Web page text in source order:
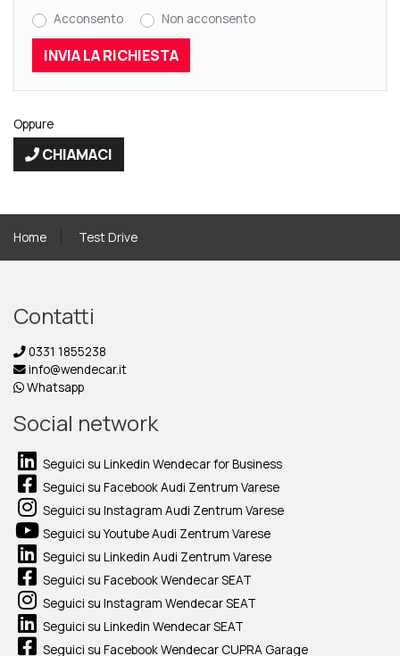
Acconsento
Non acconsento
Oppure
CHIAMACI
Home Test Drive
Contatti
0331 1855238
info@wendecar.it
Whatsapp
Social network
Seguici su Linkedin Wendecar for Business
Seguici su Facebook Audi Zentrum Varese
Seguici su Instagram Audi Zentrum Varese
Seguici su Youtube Audi Zentrum Varese
Seguici su Linkedin Audi Zentrum Varese
Seguici su Facebook Wendecar SEAT
Seguici su Instagram Wendecar SEAT
Seguici su Linkedin Wendecar SEAT
Seguici su Facebook Wendecar CUPRA Garage